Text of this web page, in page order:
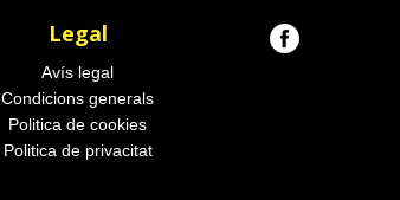
Legal
Avís legal
Condicions generals
Politica de cookies
Politica de privacitat